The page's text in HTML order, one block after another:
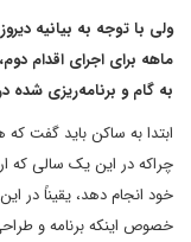
ولی با توجه به بیانیه
ماهه برای اجرای اقدام
به گام و برنامه‌ریزی شده
ابتدا به ساکن باید گفت
چراکه در این یک سالی که
خود انجام دهد، یقیناً در
خصوص اینکه برنامه و